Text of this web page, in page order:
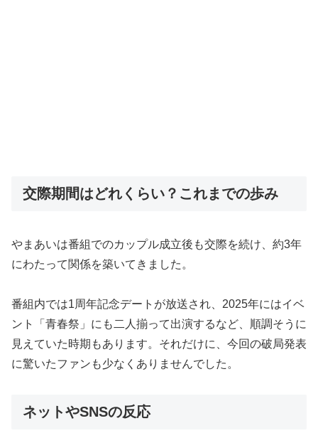
交際期間はどれくらい？これまでの歩み
やまあいは番組でのカップル成立後も交際を続け、約3年
にわたって関係を築いてきました。
番組内では1周年記念デートが放送され、2025年にはイベ
ント「青春祭」にも二人揃って出演するなど、順調そうに
見えていた時期もあります。それだけに、今回の破局発表
に驚いたファンも少なくありませんでした。
ネットやSNSの反応